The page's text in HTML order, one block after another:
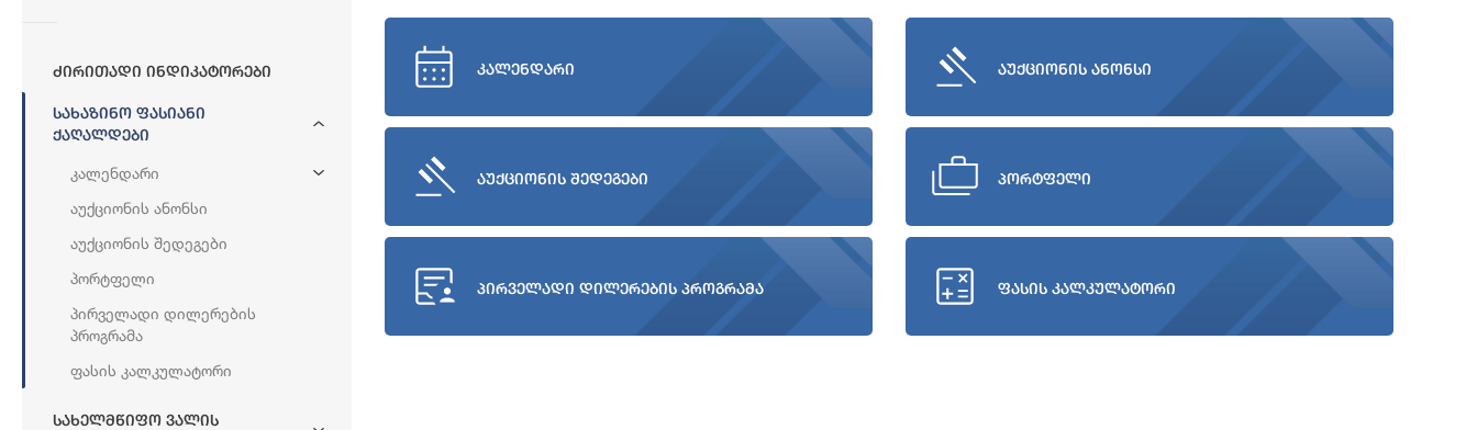
Ძირითადი Ინდიკატორები
Სახაზინო Ფასიანი
Ქაღალდები
Კალენდარი
Აუქციონის Ანონსი
Აუქციონის Შედეგები
Პორტფელი
Პირველადი Დილერების
Პროგრამა
Ფასის Კალკულატორი
Სახელმწიფო Ვალის
კალენდარი აუქციონის ანონსი
აუქციონის შედეგები პორტფელი
პირველადი დილერების პროგრამა ფასის კალკულატორი